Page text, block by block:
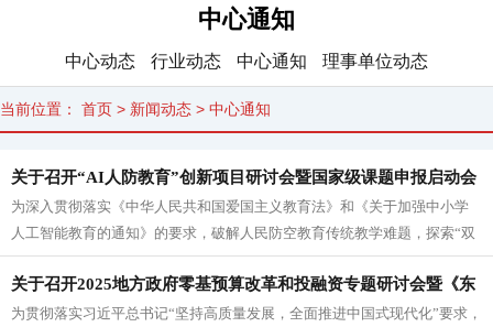
中心通知
中心动态 行业动态 中心通知 理事单位动态
当前位置： 首页 > 新闻动态 > 中心通知
关于召开“AI人防教育”创新项目研讨会暨国家级课题申报启动会
的通知
为深入贯彻落实《中华人民共和国爱国主义教育法》和《关于加强中小学
人工智能教育的通知》的要求，破解人民防空教育传统教学难题，探索“双
减”背景下人工智能助推中小学人...
关于召开2025地方政府零基预算改革和投融资专题研讨会暨《东
方·中国县域经济创新力指数》研究启动会的通知
为贯彻落实习近平总书记“坚持高质量发展，全面推进中国式现代化”要求，